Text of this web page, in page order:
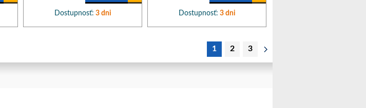
Dostupnosť: 3 dni Dostupnosť: 3 dni
1 2 3